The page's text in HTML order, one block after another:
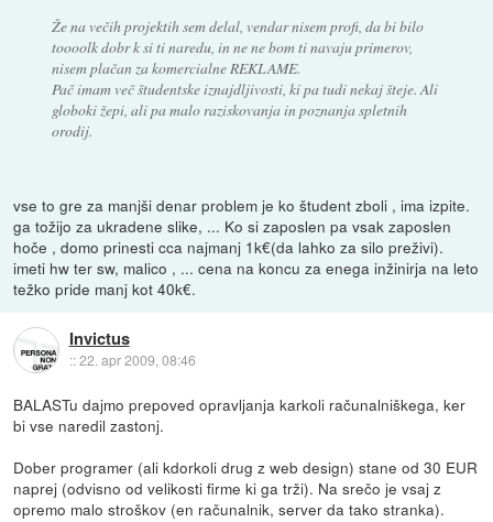
Že na večih projektih sem delal, vendar nisem profi, da bi bilo
toooolk dobr k si ti naredu, in ne ne bom ti navaju primerov,
nisem plačan za komercialne REKLAME.
Pač imam več študentske iznajdljivosti, ki pa tudi nekaj šteje. Ali
globoki žepi, ali pa malo raziskovanja in poznanja spletnih
orodij.
vse to gre za manjši denar problem je ko študent zboli , ima izpite.
ga tožijo za ukradene slike, ... Ko si zaposlen pa vsak zaposlen
hoče , domo prinesti cca najmanj 1k€(da lahko za silo preživi).
imeti hw ter sw, malico , ... cena na koncu za enega inžinirja na leto
težko pride manj kot 40k€.
Invictus
::22. apr 2009, 08:46
BALASTu dajmo prepoved opravljanja karkoli računalniškega, ker
bi vse naredil zastonj.
Dober programer (ali kdorkoli drug z web design) stane od 30 EUR
naprej (odvisno od velikosti firme ki ga trži). Na srečo je vsaj z
opremo malo stroškov (en računalnik, server da tako stranka).